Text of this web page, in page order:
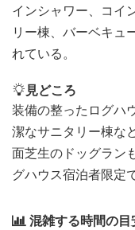
インシャワー、コイ
リー棟、バーベキュ
れている。
見どころ
装備の整ったログハ
潔なサニタリー棟な
面芝生のドッグラン
グハウス宿泊者限定
混雑する時間の目